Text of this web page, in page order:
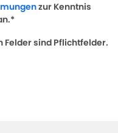
zur Kenntnis
sind Pflichtfelder.